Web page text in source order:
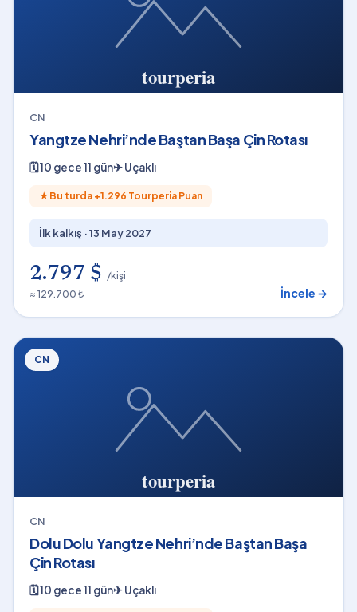
CN
Yangtze Nehri’nde Baştan Başa Çin Rotası
🗓10 gece 11 gün✈Uçaklı
★ Bu turda +1.296 Tourperia Puan
İlk kalkış ·13 May 2027
2.797 $ /kişi
≈ 129.700 ₺
İncele →
CN
CN
Dolu Dolu Yangtze Nehri’nde Baştan Başa
Çin Rotası
🗓10 gece 11 gün✈Uçaklı